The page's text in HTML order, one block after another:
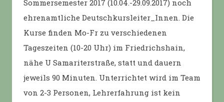
Sommersemester 2017 (10.04.-29.09.2017) noch
ehrenamtliche Deutschkursleiter_Innen. Die
Kurse finden Mo-Fr zu verschiedenen
Tageszeiten (10-20 Uhr) im Friedrichshain,
nähe U Samariterstraße, statt und dauern
jeweils 90 Minuten. Unterrichtet wird im Team
von 2-3 Personen, Lehrerfahrung ist kein